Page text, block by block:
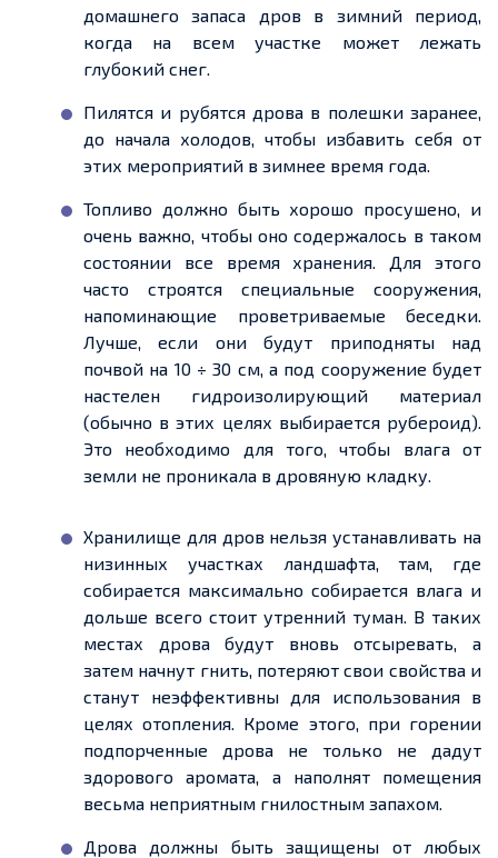
домашнего запаса дров в зимний период,
когда на всемучастке может лежать
глубокий снег.
Пилятся и рубятся дрова в полешки заранее,
до начала холодов, чтобы избавить себя от
этих мероприятий в зимнее время года.
Топливо должно быть хорошо просушено, и
очень важно, чтобы оно содержалось в таком
состоянии все время хранения. Для этого
часто строятся специальные сооружения,
напоминающие проветриваемые беседки.
Лучше, если они будут приподняты над
почвой на 10 ÷ 30 см, а под сооружение будет
настелен гидроизолирующий материал
(обычно в этих целях выбирается рубероид).
Это необходимо для того, чтобы влага от
земли не проникала в дровяную кладку.
Хранилище для дров нельзя устанавливать на
низинных участках ландшафта, там, где
собирается максимально собирается влага и
дольше всего стоит утренний туман. В таких
местах дрова будут вновь отсыревать, а
затем начнут гнить, потеряют свои свойства и
станут неэффективны для использования в
целях отопления. Кроме этого, при горении
подпорченные дрова не только не дадут
здорового аромата, а наполнят помещения
весьма неприятным гнилостным запахом.
Дрова должны быть защищены от любых